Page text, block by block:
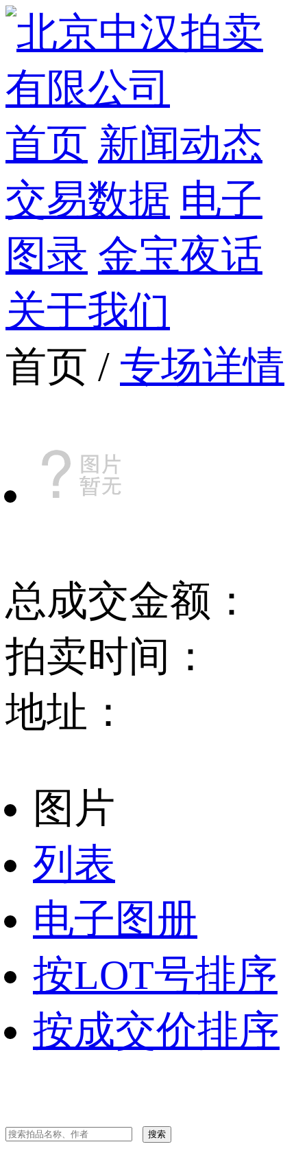
首页 新闻动态
交易数据 电子
图录 金宝夜话
关于我们
首页 / 专场详情
总成交金额：
拍卖时间：
地址：
图片
列表
电子图册
按LOT号排序
按成交价排序